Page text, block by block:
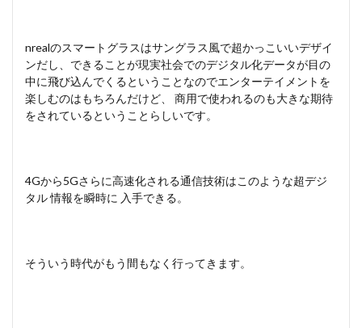
nrealのスマートグラスはサングラス風で超かっこいいデザイ
ンだし、できることが現実社会でのデジタル化データが目の
中に飛び込んでくるということなのでエンターテイメントを
楽しむのはもちろんだけど、 商用で使われるのも大きな期待
をされているということらしいです。
4Gから5Gさらに高速化される通信技術はこのような超デジ
タル 情報を瞬時に 入手できる。
そういう時代がもう間もなく行ってきます。